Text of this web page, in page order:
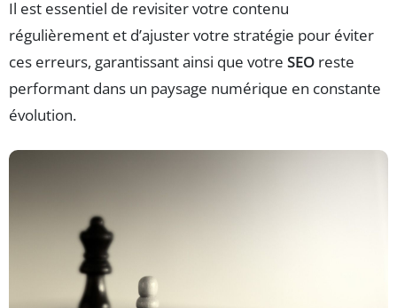
Il est essentiel de revisiter votre contenu
régulièrement et d’ajuster votre stratégie pour éviter
ces erreurs, garantissant ainsi que votre SEO reste
performant dans un paysage numérique en constante
évolution.